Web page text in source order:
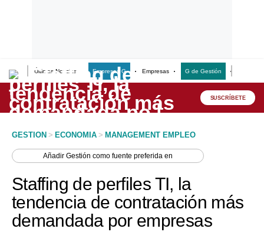
Últimas Noticias Empresas G Empresas G de Gestión
Lo último
Peru Quiosco
Economía
Mercados
SUSCRÍBETE
GESTION > ECONOMIA > MANAGEMENT EMPLEO
AñadirGestión como fuente preferida en
Staffing de perfiles TI, la
tendencia de contratación más
demandada por empresas